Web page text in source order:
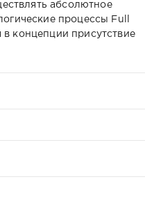
абсолютное
процессы Full
концепции присутствие